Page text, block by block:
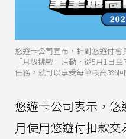
悠遊卡公司宣布，針對悠遊付
「月級挑戰」活動，從5月1日
任務，就可以享受每筆最高3%
悠遊卡公司表示，
月使用悠遊付扣款交